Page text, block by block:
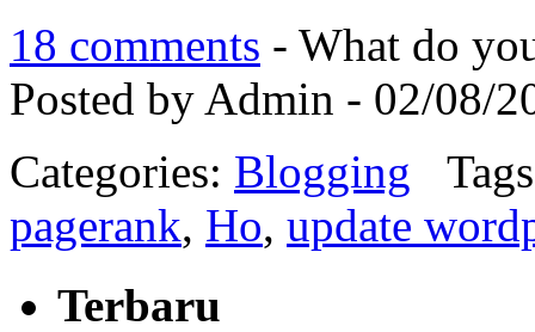
18 comments - What do
Posted by Admin - 02/08/
Categories: Blogging
pagerank, Ho, update
Terbaru